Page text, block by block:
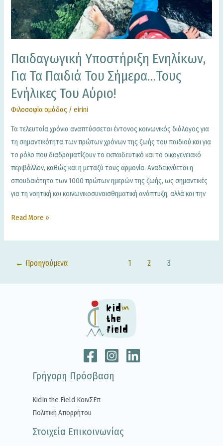
Παιδαγωγική Υποστήριξη Ενηλίκων,
Για Τα Παιδιά Του Σήμερα…τους
Ενήλικες Του Αύριο!
Φιλοσοφία ομάδας /eirini
Τα τελευταία χρόνια αναπτύσσεται έντονος κοινωνικός διάλογος για
τη σημαντικότητα των πρώτων χρόνων της ζωής του παιδιού και για
το ρόλο που διαδραματίζουν το εκπαιδευτικό και το οικογενειακό
περιβάλλον, καθώς και η μεταξύ τους αρμονία. Αναδεικνύεται η
σπουδαιότητα των 1000 πρώτων ημερών της ζωής, ως σημαντικές
για τη νοητική και κοινωνικοσυναισθηματική ανάπτυξη, αλλά και την
Read More »
← Προηγούμενα 1 2 3
Γρήγορη Πρόσβαση
KidIn the Field ΚοινΣΕπ
Πολιτική Απορρήτου
Στοιχεία Επικοινωνίας